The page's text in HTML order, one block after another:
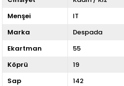
Menşei
IT
Marka
Despada
Ekartman
55
Köprü
19
Sap
142